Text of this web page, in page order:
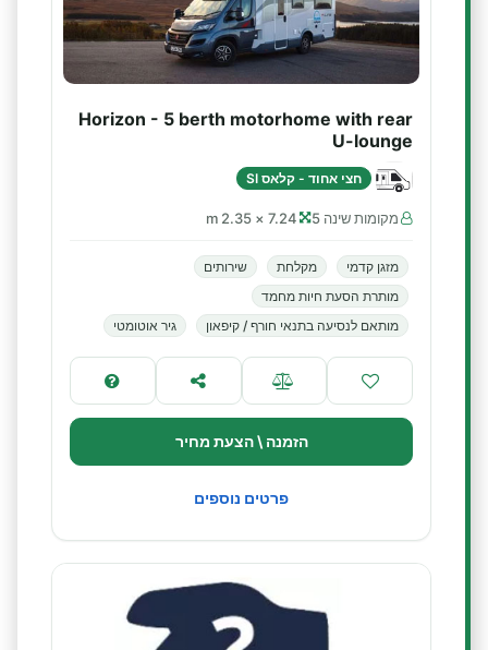
Horizon - 5 berth motorhome with rear
U-lounge
חצי אחוד - קלאס SI
מקומות שינה 5 7.24 × 2.35 m
מזגן קדמי מקלחת
שירותים
מותרת הסעת חיות מחמד
מותאם לנסיעה בתנאי חורף / קיפאון
גיר אוטומטי
הזמנה \ הצעת מחיר
פרטים נוספים